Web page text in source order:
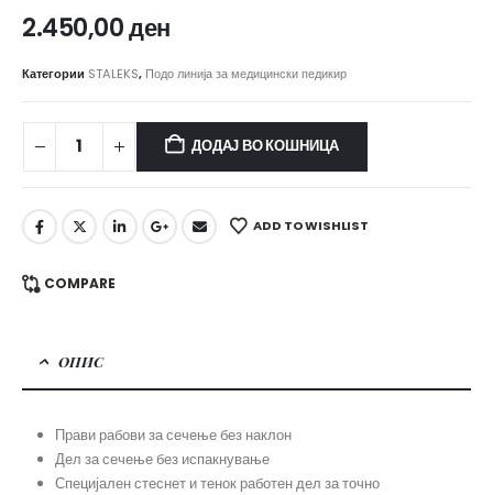
2.450,00ден
Категории STALEKS, Подо линија за медицински педикир
ДОДАЈ ВО КОШНИЦА
ADD TO WISHLIST
COMPARE
ОПИС
Прави рабови за сечење без наклон
Дел за сечење без испакнување
Специјален стеснет и тенок работен дел за точно